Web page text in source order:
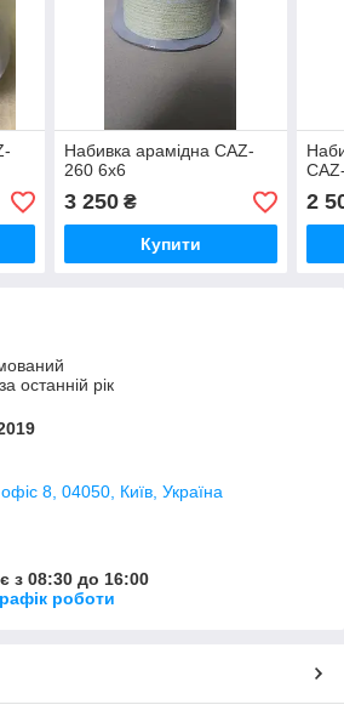
Набивка арамідна CAZ-
260 6х6
3 250₴
Купити
2
останній рік
8, 04050, Київ, Україна
з 08:30 до 16:00
роботи